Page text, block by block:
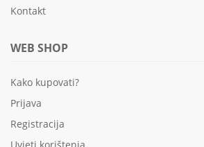
Kontakt
WEB SHOP
Kako kupovati?
Prijava
Registracija